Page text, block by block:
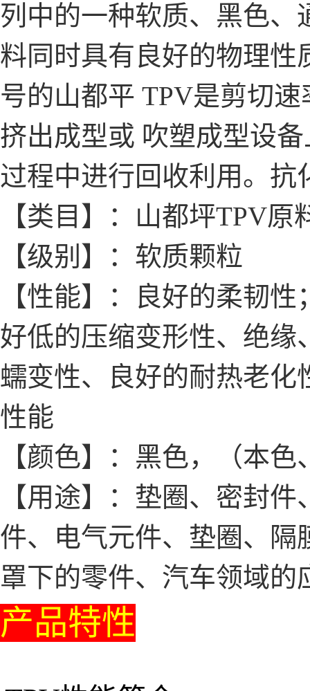
列中的一种软质、黑色、
料同时具有良好的物理性
号的山都平 TPV是剪切
挤出成型或 吹塑成型设
过程中进行回收利用。抗
【类目】：山都坪TPV原
【级别】：软质颗粒
【性能】：良好的柔韧
好低的压缩变形性、绝缘
蠕变性、良好的耐热老化
性能
【颜色】：黑色，（本色
【用途】：垫圈、密封
件、电气元件、垫圈、隔
罩下的零件、汽车领域
产品特性